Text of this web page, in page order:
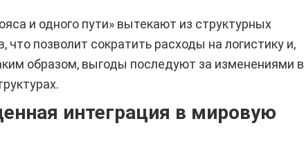
и одного пути» вытекают из структурных
позволит сократить расходы на логистику и,
образом, выгоды последуют за изменениями в
интеграция в мировую